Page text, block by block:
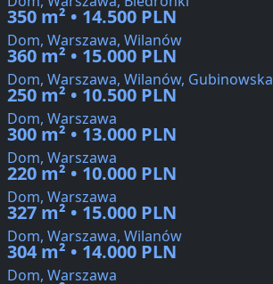
350 m² • 14.500 PLN
Dom, Warszawa, Wilanów
360 m² • 15.000 PLN
Dom, Warszawa, Wilanów, Gubinowska
250 m² • 10.500 PLN
Dom, Warszawa
300 m² • 13.000 PLN
Dom, Warszawa
220 m² • 10.000 PLN
Dom, Warszawa
327 m² • 15.000 PLN
Dom, Warszawa, Wilanów
304 m² • 14.000 PLN
Dom, Warszawa